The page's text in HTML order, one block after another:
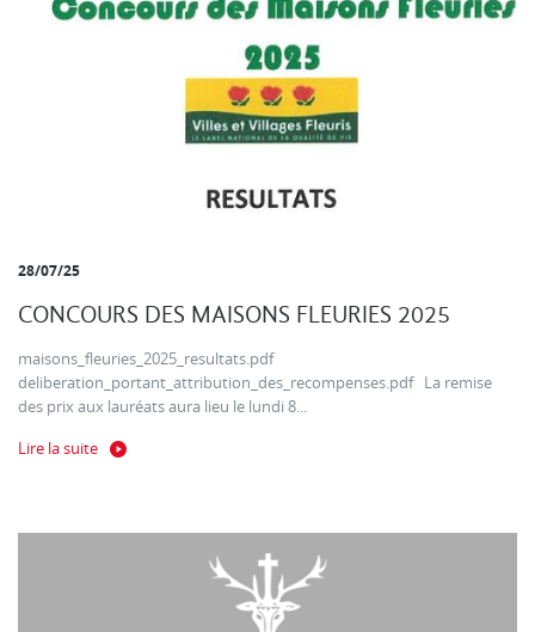
28/07/25
CONCOURS DES MAISONS FLEURIES 2025
maisons_fleuries_2025_resultats.pdf
deliberation_portant_attribution_des_recompenses.pdf La remise
des prix aux lauréats aura lieu le lundi 8...
Lire la suite